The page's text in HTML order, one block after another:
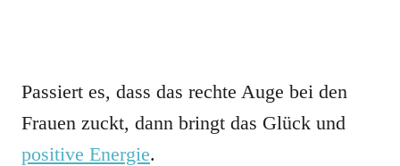
Passiert es, dass das rechte Auge bei den
Frauen zuckt, dann bringt das Glück und
positive Energie.